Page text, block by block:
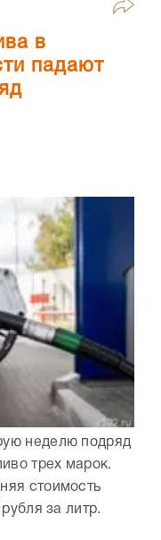
в
падают
неделю подряд
трех марок.
стоимость
за литр.